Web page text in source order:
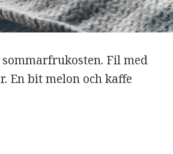
Fil med
En bit melon och kaffe